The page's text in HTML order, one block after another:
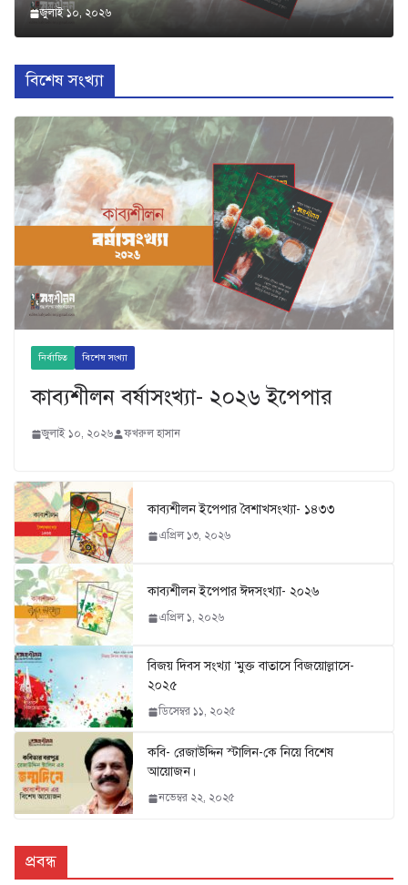
জুলাই ১০, ২০২৬
বিশেষ সংখ্যা
নির্বাচিত বিশেষ সংখ্যা
কাব্যশীলন বর্ষাসংখ্যা- ২০২৬ ইপেপার
জুলাই ১০, ২০২৬ ফখরুল হাসান
কাব্যশীলন ইপেপার বৈশাখসংখ্যা- ১৪৩৩
এপ্রিল ১৩, ২০২৬
কাব্যশীলন ইপেপার ঈদসংখ্যা- ২০২৬
এপ্রিল ১, ২০২৬
বিজয় দিবস সংখ্যা ‘মুক্ত বাতাসে বিজয়োল্লাসে-
২০২৫
ডিসেম্বর ১১, ২০২৫
কবি- রেজাউদ্দিন স্টালিন-কে নিয়ে বিশেষ
আয়োজন।
নভেম্বর ২২, ২০২৫
প্রবন্ধ